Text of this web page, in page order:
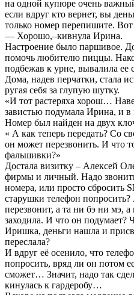
на одной купюре очень
если вдруг кто вернет, вы
только номер перепишите. Вот
— Хорошо,–кивнула Ирина.
Настроение было паршивое.
помочь любителю пиццы.
подбежав к урне, вывалила ее
Дома, надев перчатки, стала
ругая себя за глупую шутку.
«И тот растеряха хорош…
завистью подумала Ирина, и в
Номер был найден на двух
« А как теперь передать? Со
он может перезвонить. И что
фальшивки?»
Достала визитку – Алексей
фирмы и личный. Надо
номера, или просто сбросить
старушки телефон
перезвонит, а та ни бэ ни мэ,
заходила. И что он подумает?
Иришка, деньги нашла и
переслала?
И вдруг её осенило, что
попросить, вряд ли он потом
сможет… Значит, надо так
кинулась к гардеробу…